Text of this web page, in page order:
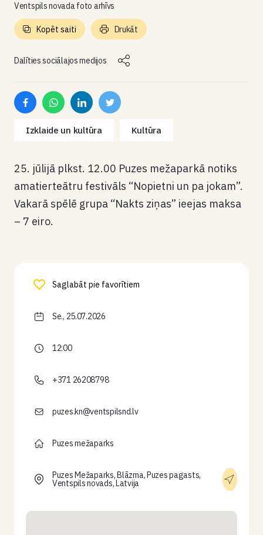
Ventspils novada foto arhīvs
Dalīties sociālajos medijos
Kopēt saiti Drukāt
Izklaide un kultūra Kultūra
25. jūlijā plkst. 12.00 Puzes mežaparkā notiks
amatierteātru festivāls “Nopietni un pa jokam”.
Vakarā spēlē grupa “Nakts ziņas” ieejas maksa
– 7 eiro.
Saglabāt pie favorītiem
Se., 25.07.2026
12:00
+371 26208798
puzes.kn@ventspilsnd.lv
Puzes mežaparks
Puzes Mežaparks, Blāzma, Puzes pagasts,
Ventspils novads, Latvija